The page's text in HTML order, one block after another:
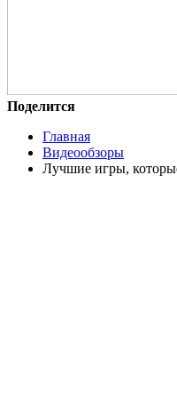
Поделится
Главная
Видеообзоры
Лучшие игры,